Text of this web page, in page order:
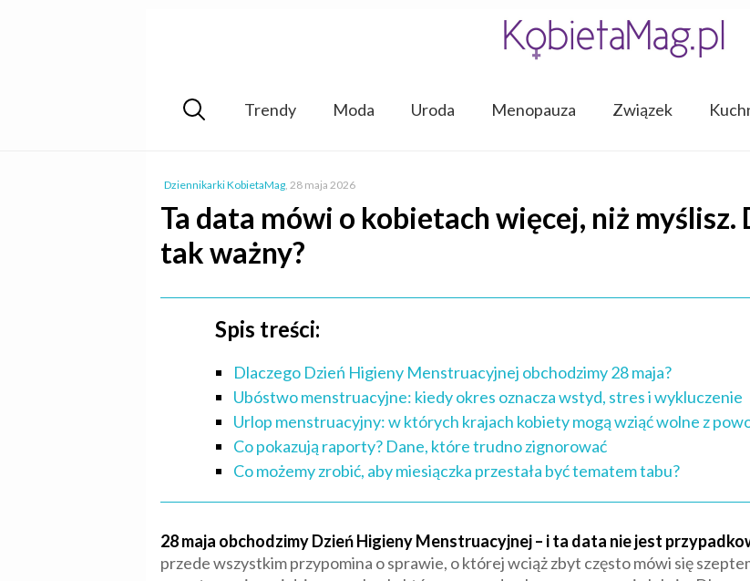
Trendy Moda Uroda Menopauza Związek
Dziennikarki KobietaMag, 28 maja 2026
Ta data mówi o kobietach więcej, niż myślisz.
tak ważny?
Spis treści:
Dlaczego Dzień Higieny Menstruacyjnej obchodzimy 28 maja?
Ubóstwo menstruacyjne: kiedy okres oznacza wstyd, stres i wykluczenie
Urlop menstruacyjny: w których krajach kobiety mogą wziąć wolne z
Co pokazują raporty? Dane, które trudno zignorować
Co możemy zrobić, aby miesiączka przestała być tematem tabu?
28 maja obchodzimy Dzień Higieny Menstruacyjnej – i ta data nie jest
przede wszystkim przypomina o sprawie, o której wciąż zbyt często mówi się